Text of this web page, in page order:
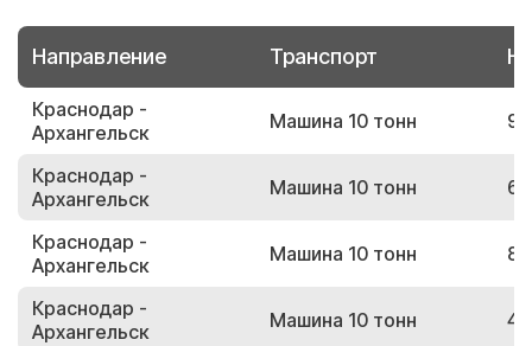
Направление Транспорт
Краснодар -
Архангельск
Машина 10 тонн
Краснодар -
Архангельск
Машина 10 тонн
Краснодар -
Архангельск
Машина 10 тонн
Краснодар -
Архангельск
Машина 10 тонн